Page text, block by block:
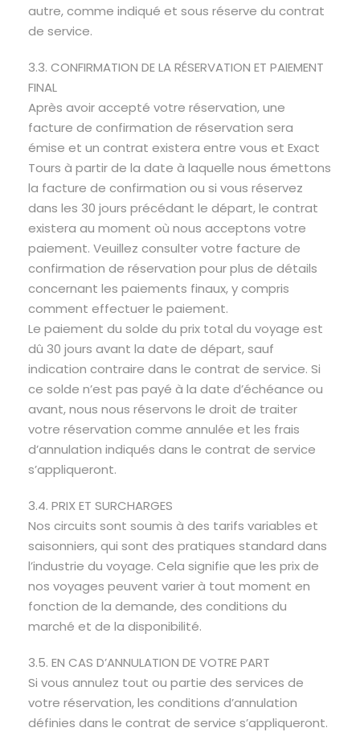
autre, comme indiqué et sous réserve du contrat
de service.
3.3. CONFIRMATION DE LA RÉSERVATION ET PAIEMENT
FINAL
Après avoir accepté votre réservation, une
facture de confirmation de réservation sera
émise et un contrat existera entre vous et Exact
Tours à partir de la date à laquelle nous émettons
la facture de confirmation ou si vous réservez
dans les 30 jours précédant le départ, le contrat
existera au moment où nous acceptons votre
paiement. Veuillez consulter votre facture de
confirmation de réservation pour plus de détails
concernant les paiements finaux, y compris
comment effectuer le paiement.
Le paiement du solde du prix total du voyage est
dû 30 jours avant la date de départ, sauf
indication contraire dans le contrat de service. Si
ce solde n’est pas payé à la date d’échéance ou
avant, nous nous réservons le droit de traiter
votre réservation comme annulée et les frais
d’annulation indiqués dans le contrat de service
s’appliqueront.
3.4. PRIX ET SURCHARGES
Nos circuits sont soumis à des tarifs variables et
saisonniers, qui sont des pratiques standard dans
l’industrie du voyage. Cela signifie que les prix de
nos voyages peuvent varier à tout moment en
fonction de la demande, des conditions du
marché et de la disponibilité.
3.5. EN CAS D’ANNULATION DE VOTRE PART
Si vous annulez tout ou partie des services de
votre réservation, les conditions d’annulation
définies dans le contrat de service s’appliqueront.